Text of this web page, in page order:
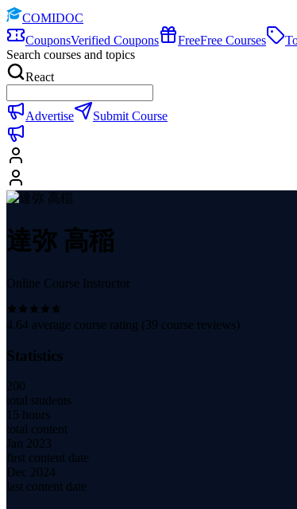
COMIDOC
CouponsVerified Coupons FreeFree Courses
Search courses and topics
React
Advertise Submit Course
達弥 高稲
Online Course Instructor
4.64 average course rating (39 course reviews)
Statistics
200
total students
15 hours
total content
Jan 2023
first content date
Dec 2024
last content date